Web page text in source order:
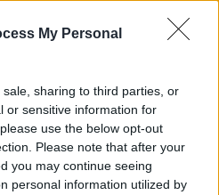
My Personal
sharing to third parties, or
or sensitive information for
use the below opt-out
Please note that after your
you may continue seeing
personal information utilized by
στο Discover